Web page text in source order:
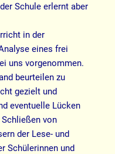
Schule erlernt aber
in der
eines frei
uns vorgenommen.
beurteilen zu
gezielt und
eventuelle Lücken
von
der Lese- und
Schülerinnen und